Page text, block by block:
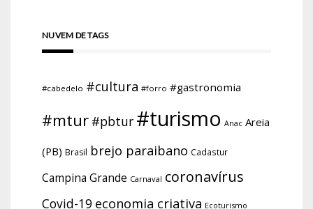
NUVEM DE TAGS
#cabedelo #cultura #forro #gastronomia
#mtur #pbtur #turismo Anac Areia
(PB) Brasil brejo paraibano Cadastur
Campina Grande Carnaval coronavírus
Covid-19 economia criativa Ecoturismo